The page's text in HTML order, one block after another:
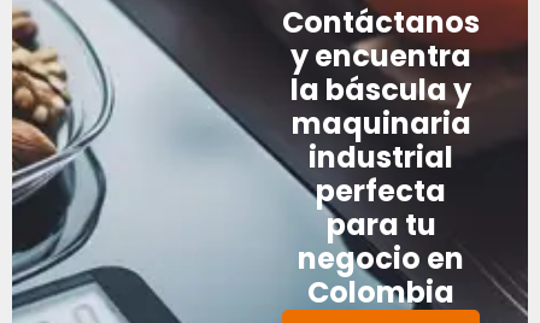
Contáctanos
y encuentra
la báscula y
maquinaria
industrial
perfecta
para tu
negocio en
Colombia